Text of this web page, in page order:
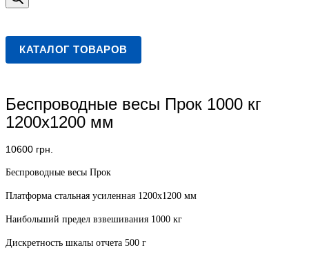
КАТАЛОГ ТОВАРОВ
Беспроводные весы Прок 1000 кг
1200х1200 мм
10600 грн.
Беспроводные весы Прок
Платформа стальная усиленная 1200х1200 мм
Наибольший предел взвешивания 1000 кг
Дискретность шкалы отчета 500 г